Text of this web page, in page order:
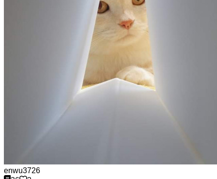
enwu3726